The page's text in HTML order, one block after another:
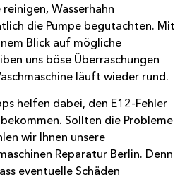
Wasserhahn
die Pumpe begutachten. Mit
Blick auf mögliche
uns böse Überraschungen
läuft wieder rund.
helfen dabei, den E12-Fehler
Sollten die Probleme
wir Ihnen unsere
Reparatur Berlin. Denn
eventuelle Schäden